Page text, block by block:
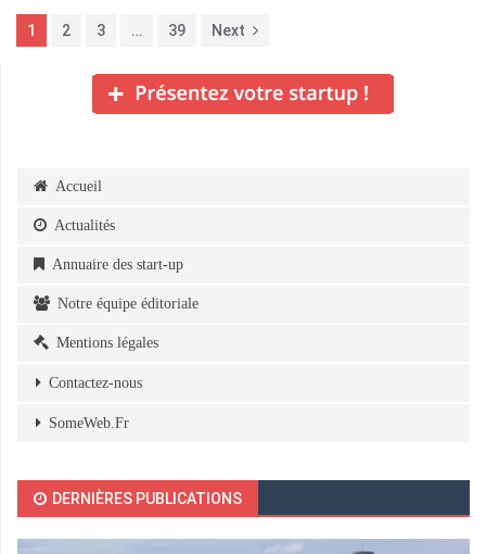
1 2 3 … 39 Next
Accueil
Actualités
Annuaire des start-up
Notre équipe éditoriale
Mentions légales
Contactez-nous
SomeWeb.Fr
DERNIÈRES PUBLICATIONS